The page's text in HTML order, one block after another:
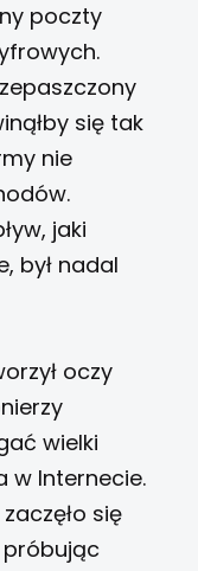
poczty
się tak
nie
jaki
był nadal
oczy
wielki
w Internecie.
się